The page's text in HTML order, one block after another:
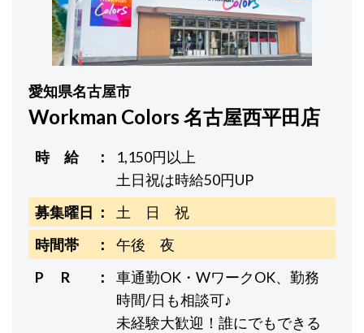
愛知県名古屋市
Workman Colors 名古屋西平田店
時 給
1,150円以上
土日祝は時給50円UP
募集曜日
土 日 祝
時間帯
午後 夜
P R
車通勤OK・WワークOK、勤務
時間/日も相談可♪
未経験大歓迎！誰にでもできる